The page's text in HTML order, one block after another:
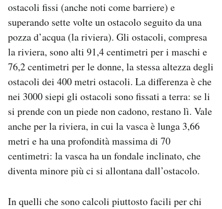
ostacoli fissi (anche noti come barriere) e
superando sette volte un ostacolo seguito da una
pozza d’acqua (la riviera). Gli ostacoli, compresa
la riviera, sono alti 91,4 centimetri per i maschi e
76,2 centimetri per le donne, la stessa altezza degli
ostacoli dei 400 metri ostacoli. La differenza è che
nei 3000 siepi gli ostacoli sono fissati a terra: se li
si prende con un piede non cadono, restano lì. Vale
anche per la riviera, in cui la vasca è lunga 3,66
metri e ha una profondità massima di 70
centimetri: la vasca ha un fondale inclinato, che
diventa minore più ci si allontana dall’ostacolo.
In quelli che sono calcoli piuttosto facili per chi